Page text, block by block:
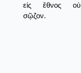
εἰς ἔθνος οὐ
σῷζον.